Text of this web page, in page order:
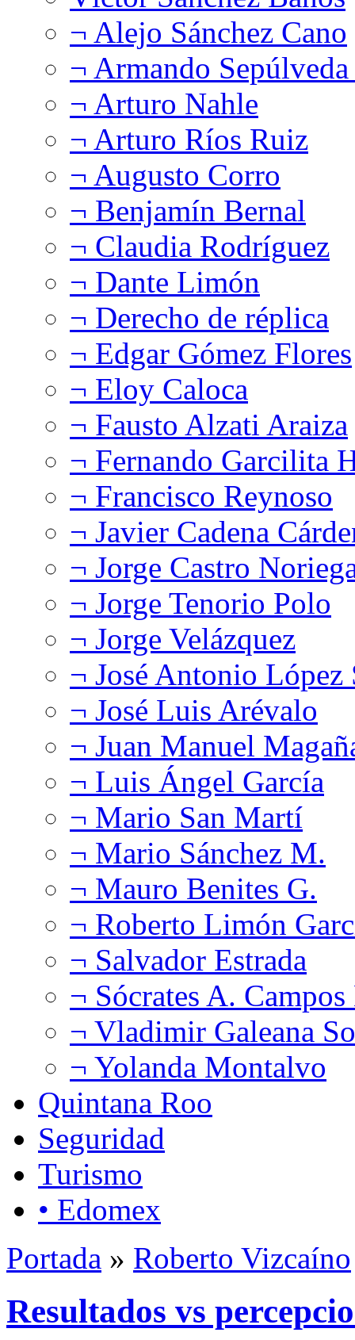
¬ Alejo Sánchez Cano
¬ Armando
¬ Arturo Nahle
¬ Arturo Ríos Ruiz
¬ Augusto Corro
¬ Benjamín Bernal
¬ Claudia Rodríguez
¬ Dante Limón
¬ Derecho de réplica
¬ Edgar Gómez Flores
¬ Eloy Caloca
¬ Fausto Alzati Araiza
¬ Fernando Garcilita
¬ Francisco Reynoso
¬ Javier Cadena
¬ Jorge Castro
¬ Jorge Tenorio Polo
¬ Jorge Velázquez
¬ José Antonio López
¬ José Luis Arévalo
¬ Juan Manuel
¬ Luis Ángel García
¬ Mario San Martí
¬ Mario Sánchez M.
¬ Mauro Benites G.
¬ Roberto Limón
¬ Salvador Estrada
¬ Sócrates A.
¬ Vladimir Galeana
¬ Yolanda Montalvo
Quintana Roo
Seguridad
Turismo
• Edomex
Portada » Roberto Vizcaíno
Resultados vs